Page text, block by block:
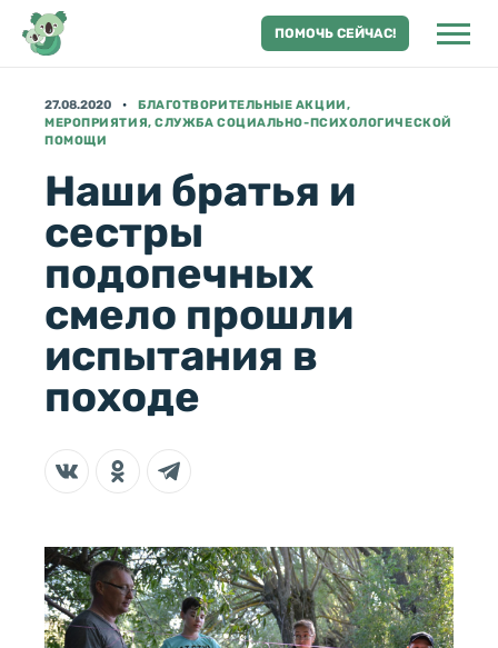
ПОМОЧЬ СЕЙЧАС!
27.08.2020
БЛАГОТВОРИТЕЛЬНЫЕ АКЦИИ,
МЕРОПРИЯТИЯ, СЛУЖБА СОЦИАЛЬНО-ПСИХОЛОГИЧЕСКОЙ
ПОМОЩИ
Наши братья и
сестры
подопечных
смело прошли
испытания в
походе